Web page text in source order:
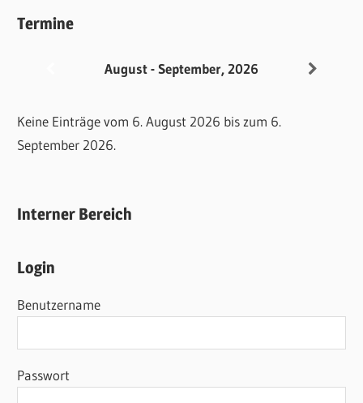
Termine
August - September, 2026
Keine Einträge vom 6. August 2026 bis zum 6.
September 2026.
Interner Bereich
Login
Benutzername
Passwort